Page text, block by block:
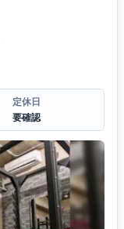
定休日
要確認